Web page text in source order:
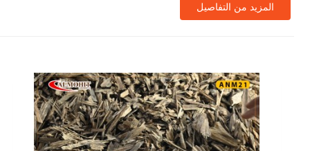
المزيد من التفاصيل